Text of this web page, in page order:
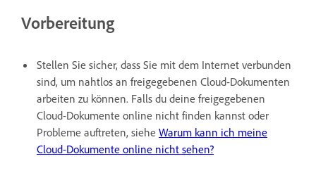
Vorbereitung
Stellen Sie sicher, dass Sie mit dem Internet verbunden
sind, um nahtlos an freigegebenen Cloud-Dokumenten
arbeiten zu können. Falls du deine freigegebenen
Cloud-Dokumente online nicht finden kannst oder
Probleme auftreten, siehe Warum kann ich meine
Cloud-Dokumente online nicht sehen?